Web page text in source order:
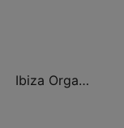
Ibiza Organica Radio